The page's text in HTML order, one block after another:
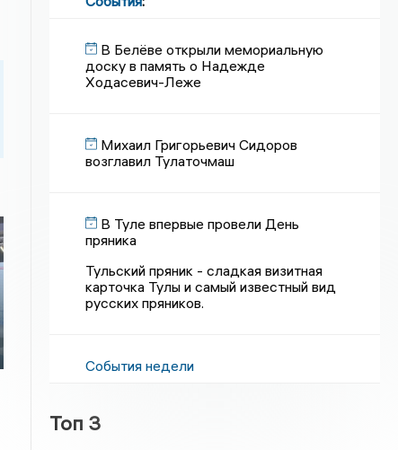
В Белёве открыли мемориальную
доску в память о Надежде
Ходасевич-Леже
Михаил Григорьевич Сидоров
возглавил Тулаточмаш
В Туле впервые провели День
пряника
Тульский пряник - сладкая визитная
карточка Тулы и самый известный вид
русских пряников.
События недели
Топ 3